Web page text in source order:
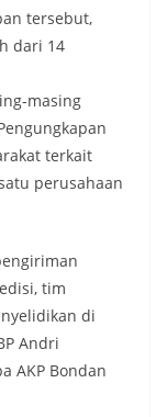
tersebut,
dari 14
masing
terkait
perusahaan
tim
di
Andri
AKP Bondan